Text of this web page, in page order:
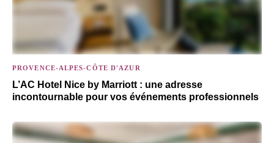
PROVENCE-ALPES-CÔTE D'AZUR
L’AC Hotel Nice by Marriott : une adresse
incontournable pour vos événements professionnels